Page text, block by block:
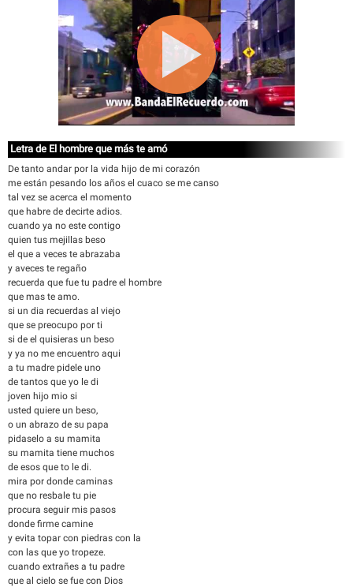
Letra de El hombre que más te amó
De tanto andar por la vida hijo de mi corazón
me están pesando los años el cuaco se me canso
tal vez se acerca el momento
que habre de decirte adios.
cuando ya no este contigo
quien tus mejillas beso
el que a veces te abrazaba
y aveces te regaño
recuerda que fue tu padre el hombre
que mas te amo.
si un dia recuerdas al viejo
que se preocupo por ti
si de el quisieras un beso
y ya no me encuentro aqui
a tu madre pidele uno
de tantos que yo le di
joven hijo mio si
usted quiere un beso,
o un abrazo de su papa
pidaselo a su mamita
su mamita tiene muchos
de esos que to le di.
mira por donde caminas
que no resbale tu pie
procura seguir mis pasos
donde firme camine
y evita topar con piedras con la
con las que yo tropeze.
cuando extrañes a tu padre
que al cielo se fue con Dios